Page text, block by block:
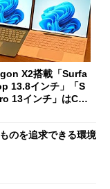
X2搭載「Surfa
13.8インチ」「S
13インチ」はCop
のを追求できる環境